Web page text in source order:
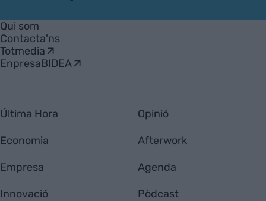
Empresa
Qui som
Contacta'ns
Totmedia
EnpresaBIDEA
Última Hora
Economia
Empresa
Innovació
Opinió
Afterwork
Agenda
Pòdcast